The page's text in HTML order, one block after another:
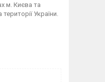
м. Києва та
України.